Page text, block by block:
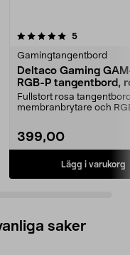
5recensioner
Gamingtangentbord
Deltaco Gaming
RGB-P tangentbord,
Fullstort rosa
membranbrytare och
399,00
Lägg i varukorg
4.5 av 5 stjärnor
saker